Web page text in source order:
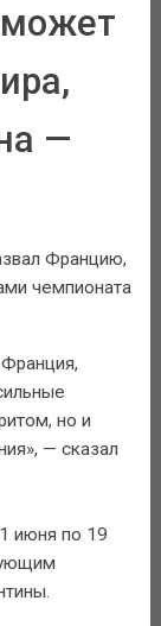
—
Францию,
чемпионата
но и
— сказал
июня по 19